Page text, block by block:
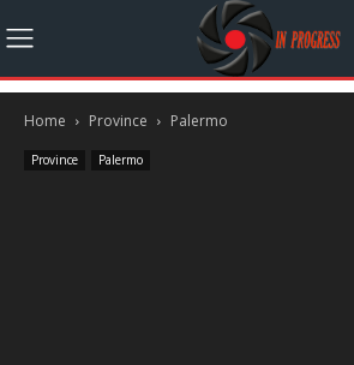
Home Province Palermo
Province Palermo